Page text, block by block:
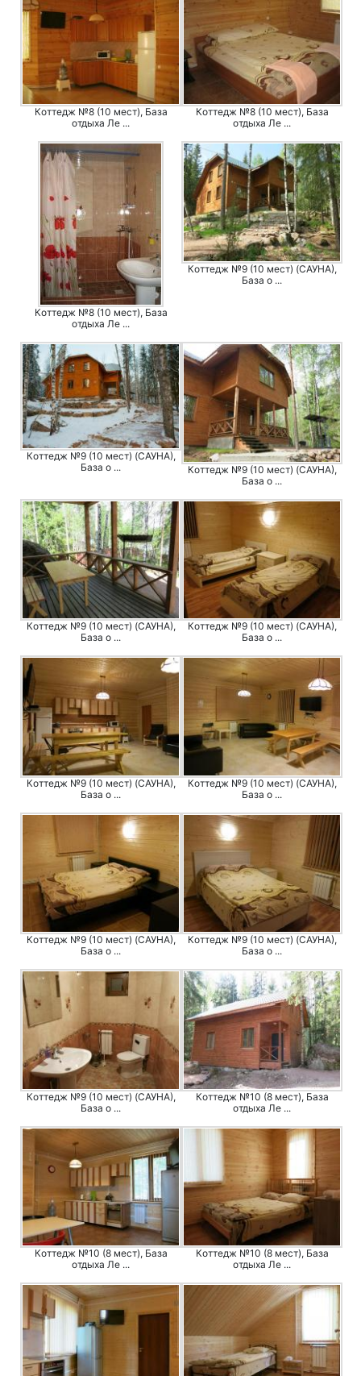
Коттедж №8 (10 мест), База
отдыха Ле ...
Коттедж №8 (10 мест), База
отдыха Ле ...
Коттедж №8 (10 мест), База
отдыха Ле ...
Коттедж №9 (10 мест) (САУНА),
База о ...
Коттедж №9 (10 мест) (САУНА),
База о ...
Коттедж №9 (10 мест) (САУНА),
База о ...
Коттедж №9 (10 мест) (САУНА),
База о ...
Коттедж №9 (10 мест) (САУНА),
База о ...
Коттедж №9 (10 мест) (САУНА),
База о ...
Коттедж №9 (10 мест) (САУНА),
База о ...
Коттедж №9 (10 мест) (САУНА),
База о ...
Коттедж №9 (10 мест) (САУНА),
База о ...
Коттедж №9 (10 мест) (САУНА),
База о ...
Коттедж №10 (8 мест), База
отдыха Ле ...
Коттедж №10 (8 мест), База
отдыха Ле ...
Коттедж №10 (8 мест), База
отдыха Ле ...